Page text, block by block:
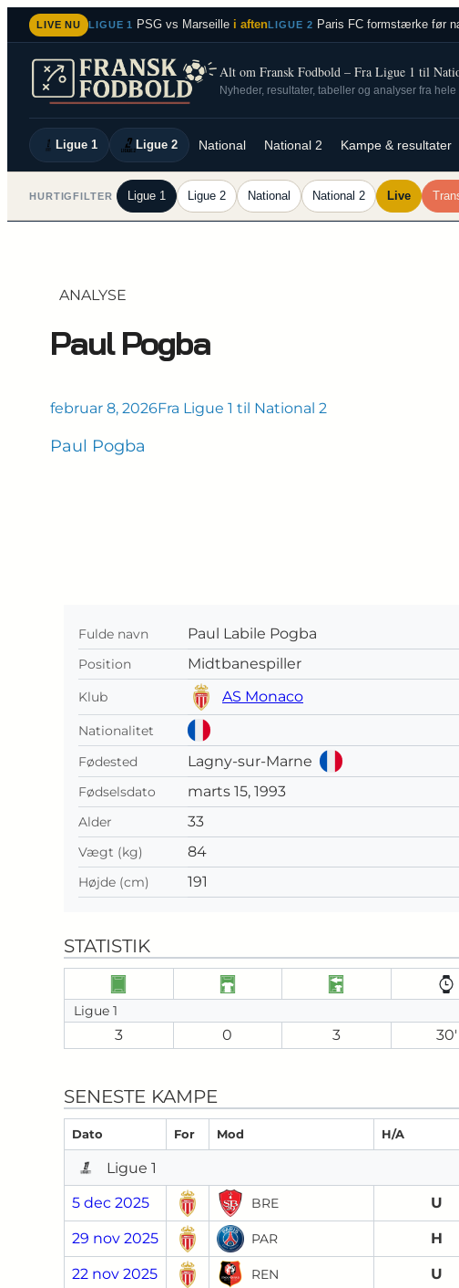
Spring
til
indhold
LIVE NU LIGUE 1 PSG vs Marseille i aftenLIGUE 2 Paris FC formstærke før
Alt om Fransk Fodbold – Fra Ligue 1 til
Nyheder, resultater, tabeller og analyser fra
Ligue 1 Ligue 2 National National 2 Kampe & resultater
HURTIGFILTER Ligue 1 Ligue 2 National National 2 Live
ANALYSE
Paul Pogba
februar 8, 2026Fra Ligue 1 til National 2
Paul Pogba
Fulde navn Paul Labile Pogba
Position Midtbanespiller
Klub AS Monaco
Nationalitet
Fødested
Lagny-sur-Marne
Fødselsdato marts 15, 1993
Alder 33
Vægt (kg) 84
Højde (cm) 191
STATISTIK
Ligue 1
3 0 3 30′
SENESTE KAMPE
Dato For Mod H/A
Ligue 1
5 dec 2025 BRE U
29 nov 2025 PAR H
22 nov 2025 REN U